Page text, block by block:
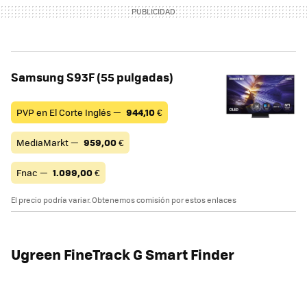
Samsung S93F (55 pulgadas)
PVP en El Corte Inglés — 944,10€
MediaMarkt — 959,00€
Fnac — 1.099,00€
El precio podría variar. Obtenemos comisión por estos enlaces
Ugreen FineTrack G Smart Finder